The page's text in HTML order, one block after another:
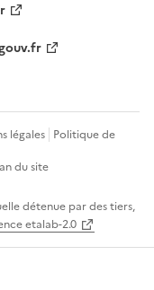
légales Politique de
du site
détenue par des tiers,
etalab-2.0